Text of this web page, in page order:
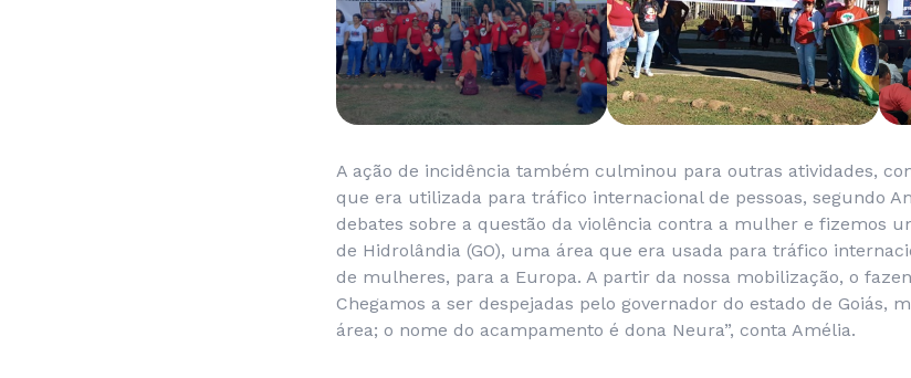
A ação de incidência também culminou para outras atividades,
que era utilizada para tráfico internacional de pessoas, segundo
debates sobre a questão da violência contra a mulher e fizemos
de Hidrolândia (GO), uma área que era usada para tráfico
de mulheres, para a Europa. A partir da nossa mobilização, o
Chegamos a ser despejadas pelo governador do estado de Goiás,
área; o nome do acampamento é dona Neura”, conta Amélia.